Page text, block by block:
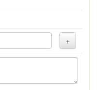
+